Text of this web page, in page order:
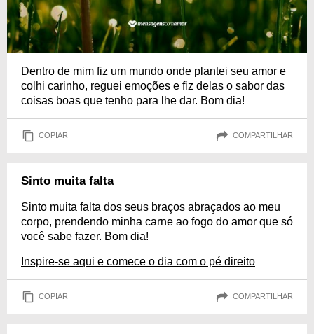
Dentro de mim fiz um mundo onde plantei seu amor e
colhi carinho, reguei emoções e fiz delas o sabor das
coisas boas que tenho para lhe dar. Bom dia!
COPIAR COMPARTILHAR
Sinto muita falta
Sinto muita falta dos seus braços abraçados ao meu
corpo, prendendo minha carne ao fogo do amor que só
você sabe fazer. Bom dia!
Inspire-se aqui e comece o dia com o pé direito
COPIAR COMPARTILHAR